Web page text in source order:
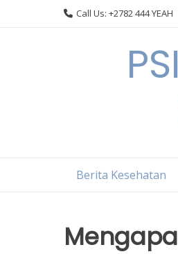
Call Us: +2782 444 YEAH
Berita Kesehatan